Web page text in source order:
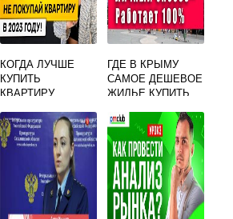
КОГДА ЛУЧШЕ
КУПИТЬ
КВАРТИРУ
ГДЕ В КРЫМУ
САМОЕ ДЕШЕВОЕ
ЖИЛЬЕ КУПИТЬ